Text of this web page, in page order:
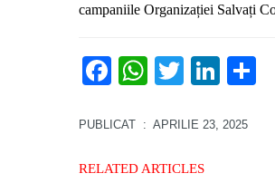
campaniile Organizației Salvați
Facebook
WhatsApp
Twitter
PUBLICAT : APRILIE 23, 2025
RELATED ARTICLES